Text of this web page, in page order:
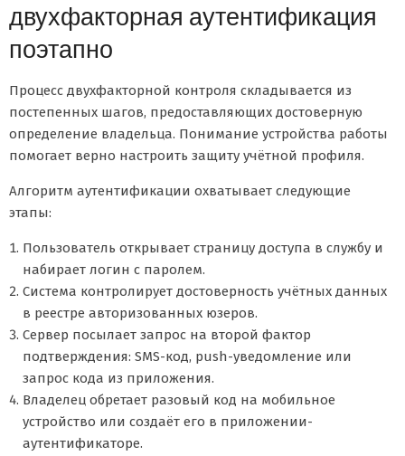
двухфакторная аутентификация
поэтапно
Процесс двухфакторной контроля складывается из
постепенных шагов, предоставляющих достоверную
определение владельца. Понимание устройства работы
помогает верно настроить защиту учётной профиля.
Алгоритм аутентификации охватывает следующие
этапы:
Пользователь открывает страницу доступа в службу и
набирает логин с паролем.
Система контролирует достоверность учётных данных
в реестре авторизованных юзеров.
Сервер посылает запрос на второй фактор
подтверждения: SMS-код, push-уведомление или
запрос кода из приложения.
Владелец обретает разовый код на мобильное
устройство или создаёт его в приложении-
аутентификаторе.